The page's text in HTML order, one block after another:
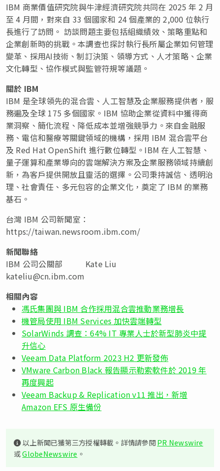
IBM 商業價值研究院與牛津經濟研究院共同在 2025 年 2 月
至 4 月間，對來自 33 個國家和 24 個產業的 2,000 位執行
長進行了訪問。 訪談問題主要包括組織績效、策略重點和
企業創新時的挑戰。本調查也探討執行長所屬企業如何管理
變革、採用AI技術、制訂決策、領導方式、人才策略、企業
文化轉型、協作模式與監管符規等議題。
關於 IBM
IBM 是全球領先的混合雲、人工智慧及企業服務提供者，服
務遍及全球 175 多個國家。IBM 協助企業從資料中獲得商
業洞察、簡化流程、降低成本並增強競爭力。來自金融服
務、電信和醫療等關鍵領域的機構，採用 IBM 混合雲平台
及 Red Hat OpenShift 進行數位轉型。IBM 在人工智慧、
量子運算和產業導向的雲端解決方案及企業服務領域持續創
新，為客戶提供開放且靈活的選擇。公司秉持誠信、透明治
理、社會責任、多元包容的企業文化，奠定了 IBM 的業務
基石。
台灣 IBM 公司新聞室：
https://taiwan.newsroom.ibm.com/
新聞聯絡
IBM 公司公關部 Kate Liu
kateliu@cn.ibm.com
相關內容
馮氏集團與 IBM 合作採用混合雲推動業務增長
機管局使用 IBM Services 加快雲端轉型
SolarWinds 調查：64% IT 專業人士於新型肺炎中提
升信心
Veeam Data Platform 2023 H2 更新發佈
VMware Carbon Black 報告顯示勒索軟件於 2019 年
再度興起
Veeam Backup & Replication v11 推出，新增
Amazon EFS 原生備份
以上新聞已獲第三方授權轉載。詳情請參閱PR Newswire
或GlobeNewswire 。